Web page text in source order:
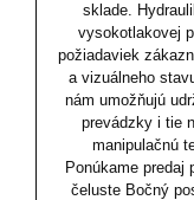
sklade.
vysokotlakovej
požiadaviek
a vizuálneho
nám umožňujú
prevádzky i tie
manipulačnú
Ponúkame predaj
čeluste Bočný